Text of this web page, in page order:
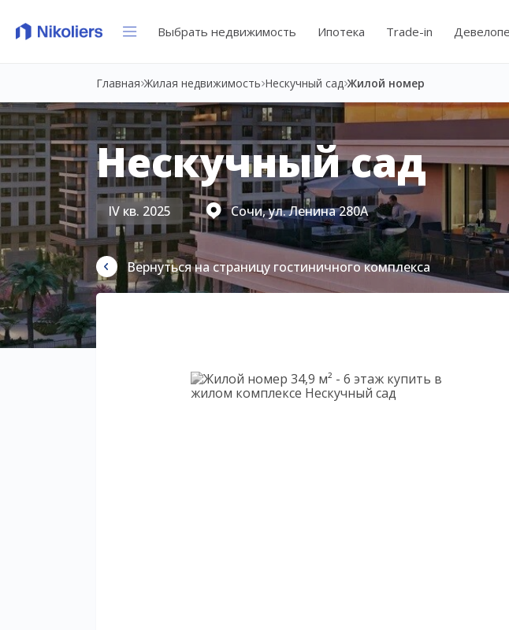
Выбрать недвижимость Ипотека Trade-in
Главная Жилая недвижимость Нескучный сад Жилой номер
Нескучный сад
IV кв. 2025 Сочи, ул. Ленина 280А
Вернуться на страницу гостиничного комплекса